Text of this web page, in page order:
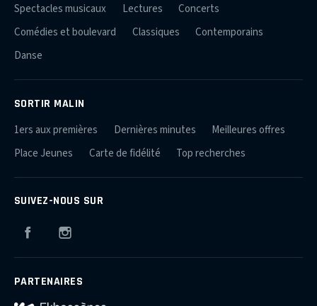
Spectacles musicaux
Lectures
Concerts
Comédies et boulevard
Classiques
Contemporains
Danse
SORTIR MALIN
1ers aux premières Dernières minutes
Meilleures offres
Place Jeunes
Carte de fidélité Top recherches
SUIVEZ-NOUS SUR
Facebook
PARTENAIRES